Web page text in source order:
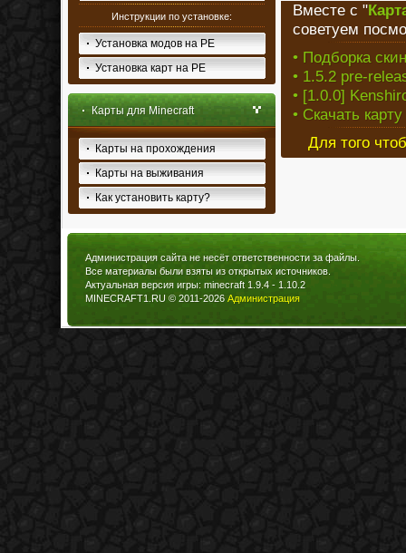
Инструкции по установке:
Установка модов на PE
Установка карт на PE
Карты для Minecraft
Карты на прохождения
Карты на выживания
Как установить карту?
Вместе с "
советуем
• Подборка
• 1.5.2 pre-
• [1.0.0]
• Скачать
Для того
Администрация сайта не несёт ответственности за файлы.
Все материалы были взяты из открытых источников.
Актуальная версия игры: minecraft 1.9.4 - 1.10.2
MINECRAFT1.RU © 2011-2026 Администрация